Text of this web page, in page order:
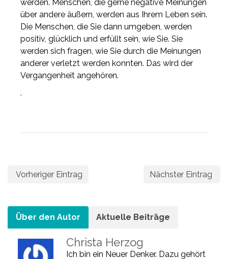
werden. Menschen, die gerne negative Meinungen
über andere äußern, werden aus Ihrem Leben sein.
Die Menschen, die Sie dann umgeben, werden
positiv, glücklich und erfüllt sein, wie Sie. Sie
werden sich fragen, wie Sie durch die Meinungen
anderer verletzt werden konnten. Das wird der
Vergangenheit angehören.
.
Vorheriger Eintrag Nächster Eintrag
Über den Autor Aktuelle Beiträge
Christa Herzog
Ich bin ein Neuer Denker. Dazu gehört